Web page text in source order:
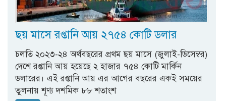
ছয় মাসে রপ্তানি আয় ২৭৫৪ কোটি ডলার
চলতি ২০২৩-২৪ অর্থবছরের প্রথম ছয় মাসে (জুলাই-ডিসেম্বর)
দেশে রপ্তানি আয় হয়েছে ২ হাজার ৭৫৪ কোটি মার্কিন
ডলারের। এই রপ্তানি আয় এর আগের বছরের একই সময়ের
তুলনায় শূণ্য দশমিক ৮৮ শতাংশ